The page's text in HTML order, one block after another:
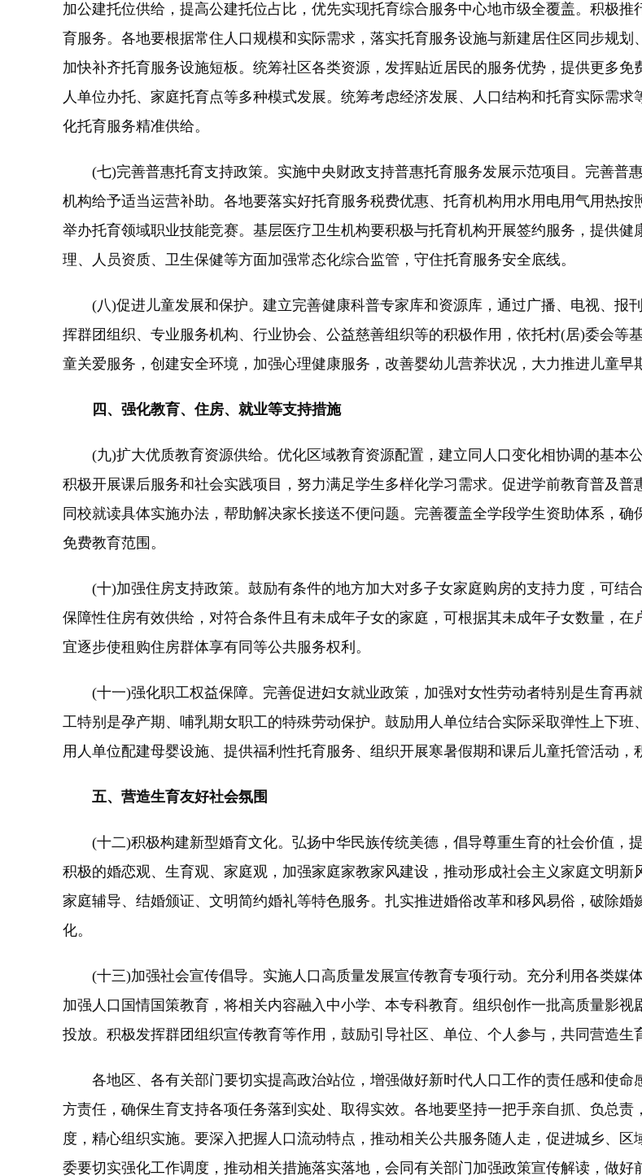
加公建托位供给，提高公建托位占比，优先实现托育综合服务中心地市级全覆盖。积极
育服务。各地要根据常住人口规模和实际需求，落实托育服务设施与新建居住区同步规
加快补齐托育服务设施短板。统筹社区各类资源，发挥贴近居民的服务优势，提供更多
人单位办托、家庭托育点等多种模式发展。统筹考虑经济发展、人口结构和托育实际需
化托育服务精准供给。
(七)完善普惠托育支持政策。实施中央财政支持普惠托育服务发展示范项目。完善普
机构给予适当运营补助。各地要落实好托育服务税费优惠、托育机构用水用电用气用热按
举办托育领域职业技能竞赛。基层医疗卫生机构要积极与托育机构开展签约服务，提供
理、人员资质、卫生保健等方面加强常态化综合监管，守住托育服务安全底线。
(八)促进儿童发展和保护。建立完善健康科普专家库和资源库，通过广播、电视、报
挥群团组织、专业服务机构、行业协会、公益慈善组织等的积极作用，依托村(居)委会等
童关爱服务，创建安全环境，加强心理健康服务，改善婴幼儿营养状况，大力推进儿童早
四、强化教育、住房、就业等支持措施
(九)扩大优质教育资源供给。优化区域教育资源配置，建立同人口变化相协调的基本
积极开展课后服务和社会实践项目，努力满足学生多样化学习需求。促进学前教育普及
同校就读具体实施办法，帮助解决家长接送不便问题。完善覆盖全学段学生资助体系，
免费教育范围。
(十)加强住房支持政策。鼓励有条件的地方加大对多子女家庭购房的支持力度，可结
保障性住房有效供给，对符合条件且有未成年子女的家庭，可根据其未成年子女数量，
宜逐步使租购住房群体享有同等公共服务权利。
(十一)强化职工权益保障。完善促进妇女就业政策，加强对女性劳动者特别是生育再
工特别是孕产期、哺乳期女职工的特殊劳动保护。鼓励用人单位结合实际采取弹性上下
用人单位配建母婴设施、提供福利性托育服务、组织开展寒暑假期和课后儿童托管活动，
五、营造生育友好社会氛围
(十二)积极构建新型婚育文化。弘扬中华民族传统美德，倡导尊重生育的社会价值，
积极的婚恋观、生育观、家庭观，加强家庭家教家风建设，推动形成社会主义家庭文明
家庭辅导、结婚颁证、文明简约婚礼等特色服务。扎实推进婚俗改革和移风易俗，破除
化。
(十三)加强社会宣传倡导。实施人口高质量发展宣传教育专项行动。充分利用各类媒
加强人口国情国策教育，将相关内容融入中小学、本专科教育。组织创作一批高质量影
投放。积极发挥群团组织宣传教育等作用，鼓励引导社区、单位、个人参与，共同营造生
各地区、各有关部门要切实提高政治站位，增强做好新时代人口工作的责任感和使命
方责任，确保生育支持各项任务落到实处、取得实效。各地要坚持一把手亲自抓、负总
度，精心组织实施。要深入把握人口流动特点，推动相关公共服务随人走，促进城乡、
委要切实强化工作调度，推动相关措施落实落地，会同有关部门加强政策宣传解读，做